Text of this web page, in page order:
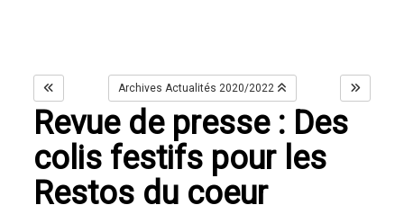
Archives Actualités 2020/2022
Revue de presse : Des
colis festifs pour les
Restos du coeur